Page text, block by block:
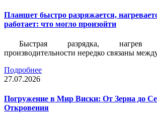
Планшет быстро разряжается,
работает: что могло произойти
Быстрая разрядка,
производительности нередко связаны
Подробнее
27.07.2026
Погружение в Мир Виски: От Зерна до
Откровения